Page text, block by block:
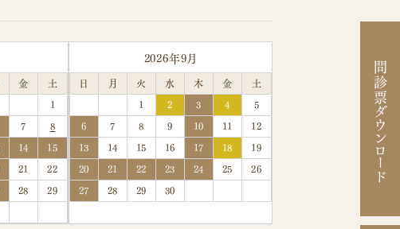
金
土
1
7
8
14
15
21
22
28
29
2026年9月
日 月 火 水 木 金
土
1
2 3 4
5
6
7 8 9 10 11
12
13
14 15 16 17 18
19
20
21 22 23 24 25
26
27
28 29 30
問診票ダウンロード